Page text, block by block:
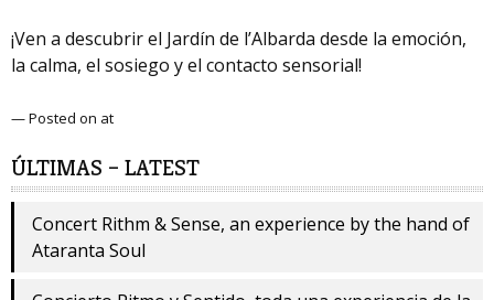
¡Ven a descubrir el Jardín de l’Albarda desde la emoción,
la calma, el sosiego y el contacto sensorial!
— Posted on at
ÚLTIMAS – LATEST
Concert Rithm & Sense, an experience by the hand of
Ataranta Soul